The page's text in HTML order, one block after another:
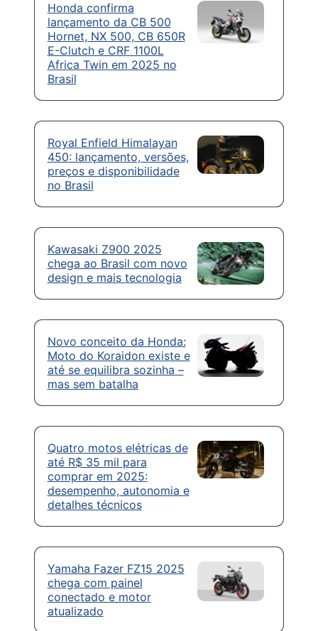
Honda confirma
lançamento da CB 500
Hornet, NX 500, CB 650R
E-Clutch e CRF 1100L
Africa Twin em 2025 no
Brasil
Royal Enfield Himalayan
450: lançamento, versões,
preços e disponibilidade
no Brasil
Kawasaki Z900 2025
chega ao Brasil com novo
design e mais tecnologia
Novo conceito da Honda:
Moto do Koraidon existe e
até se equilibra sozinha –
mas sem batalha
Quatro motos elétricas de
até R$ 35 mil para
comprar em 2025:
desempenho, autonomia e
detalhes técnicos
Yamaha Fazer FZ15 2025
chega com painel
conectado e motor
atualizado